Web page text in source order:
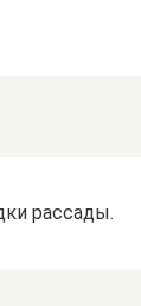
рассады.